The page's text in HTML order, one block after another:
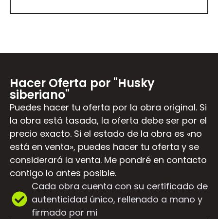
Hacer Oferta por "Husky
siberiano"
Puedes hacer tu oferta por la obra original. Si
la obra está tasada, la oferta debe ser por el
precio exacto. Si el estado de la obra es «no
está en venta», puedes hacer tu oferta y se
considerará la venta. Me pondré en contacto
contigo lo antes posible.
Cada obra cuenta con su certificado de
autenticidad único, rellenado a mano y
firmado por mi